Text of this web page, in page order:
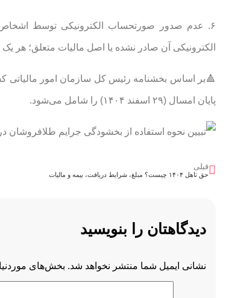
الکترونیکی آن صادر نشده یا اصل مالیات متعلق؛ هر یک
🔺بر اساس بخشنامه رئیس کل سازمان امور مالیاتی
پایان امسال (۲۹ اسفند ۱۴۰۴) را شامل می‌شود.
قبلی
حق تاهل ۱۴۰۴ چیست؟ مبلغ، شرایط دریافت، بیمه و مالیات
دیدگاهتان را بنویسید
نشانی ایمیل شما منتشر نخواهد شد. بخش‌های